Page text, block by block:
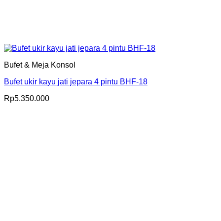
Bufet & Meja Konsol
Bufet ukir kayu jati jepara 4 pintu BHF-18
Rp5.350.000